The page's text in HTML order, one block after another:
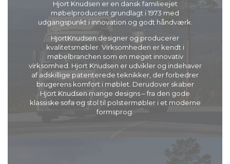
Hjort Knudsen er en dansk familieejet
møbelproducent grundlagt i 1973 med
udgangspunkt i innovation og godt håndværk.
HjortKnudsen designer og producerer
kvalitetsmøbler. Virksomheden er kendt i
møbelbranchen som en meget innovativ
virksomhed. Hjort Knudsen er udvikler og indehaver
af adskillige patenterede teknikker, der forbedrer
brugerens komfort i møblet. Derudover skaber
Hjort Knudsen mange designs – fra den gode
klassiske sofa og stol til polstermøbler i et moderne
formsprog.